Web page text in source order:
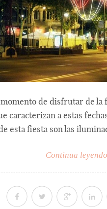
momento de disfrutar de
caracterizan a estas
esta fiesta son las
Continua